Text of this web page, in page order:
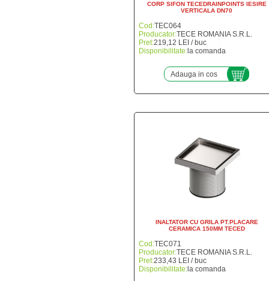
CORP SIFON TECEDRAINPOINTS IESIRE
VERTICALA DN70
Cod:TEC064
Producator:TECE ROMANIA S.R.L.
Pret:219,12 LEI / buc
Disponibilitate: la comanda
Adauga in cos
INALTATOR CU GRILA PT.PLACARE
CERAMICA 150MM TECED
Cod:TEC071
Producator:TECE ROMANIA S.R.L.
Pret:233,43 LEI / buc
Disponibilitate: la comanda